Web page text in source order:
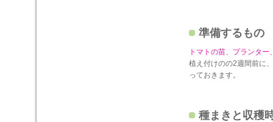
準備するもの
トマトの苗、プランター
植え付けのの2週間前に
っておきます。
種まきと収穫